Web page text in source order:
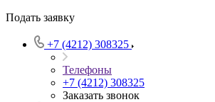
Подать заявку
+7 (4212) 308325
Телефоны
+7 (4212) 308325
Заказать звонок